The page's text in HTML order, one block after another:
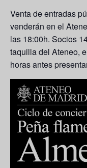
Venta de entradas
venderán en el
las 18:00h. Socios
taquilla del Ateneo,
horas antes